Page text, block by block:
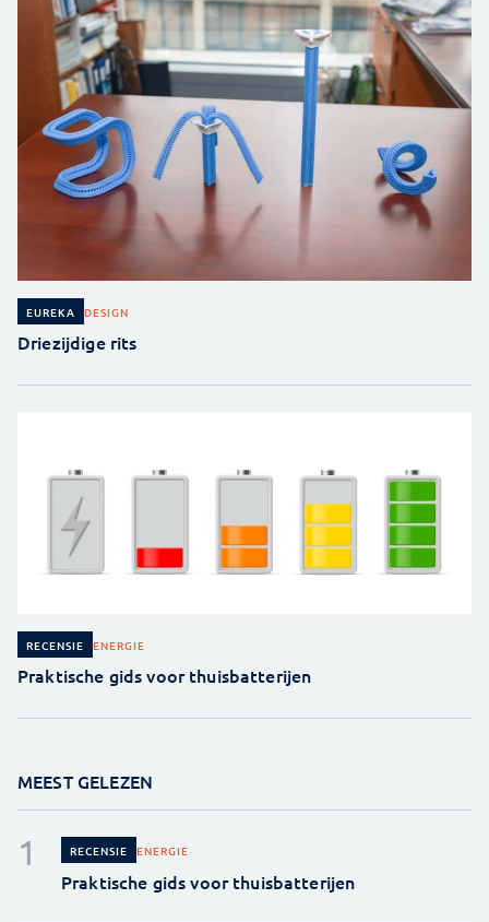
EUREKA DESIGN
Driezijdige rits
RECENSIE ENERGIE
Praktische gids voor thuisbatterijen
MEEST GELEZEN
RECENSIE ENERGIE
Praktische gids voor thuisbatterijen